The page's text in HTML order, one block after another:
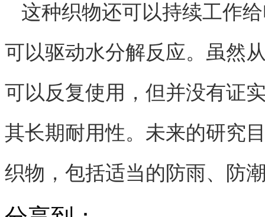
这种织物还可以持续工作
可以驱动水分解反应。虽然
可以反复使用，但并没有证
其长期耐用性。未来的研究
织物，包括适当的防雨、防